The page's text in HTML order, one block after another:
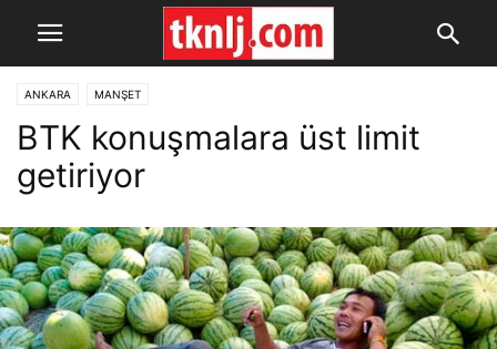
ANKARA MANŞET
BTK konuşmalara üst limit
getiriyor